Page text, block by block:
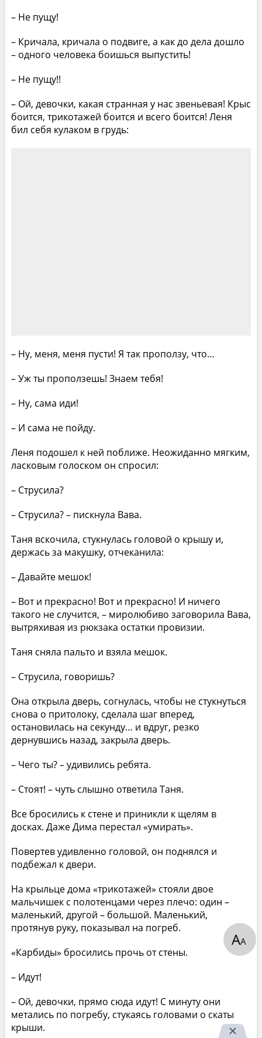
– Не пущу!
– Кричала, кричала о подвиге, а как до дела дошло
– одного человека боишься выпустить!
– Не пущу!!
– Ой, девочки, какая странная у нас звеньевая! Крыс
боится, трикотажей боится и всего боится! Леня
бил себя кулаком в грудь:
– Ну, меня, меня пусти! Я так проползу, что…
– Уж ты проползешь! Знаем тебя!
– Ну, сама иди!
– И сама не пойду.
Леня подошел к ней поближе. Неожиданно мягким,
ласковым голоском он спросил:
– Струсила?
– Струсила? – пискнула Вава.
Таня вскочила, стукнулась головой о крышу и,
держась за макушку, отчеканила:
– Давайте мешок!
– Вот и прекрасно! Вот и прекрасно! И ничего
такого не случится, – миролюбиво заговорила Вава,
вытряхивая из рюкзака остатки провизии.
Таня сняла пальто и взяла мешок.
– Струсила, говоришь?
Она открыла дверь, согнулась, чтобы не стукнуться
снова о притолоку, сделала шаг вперед,
остановилась на секунду… и вдруг, резко
дернувшись назад, закрыла дверь.
– Чего ты? – удивились ребята.
– Стоят! – чуть слышно ответила Таня.
Все бросились к стене и приникли к щелям в
досках. Даже Дима перестал «умирать».
Повертев удивленно головой, он поднялся и
подбежал к двери.
На крыльце дома «трикотажей» стояли двое
мальчишек с полотенцами через плечо: один –
маленький, другой – большой. Маленький,
протянув руку, показывал на погреб.
«Карбиды» бросились прочь от стены.
– Идут!
– Ой, девочки, прямо сюда идут! С минуту они
метались по погребу, стукаясь головами о скаты
крыши.
АА